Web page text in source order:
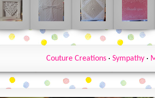
Couture Creations · Sympathy ·